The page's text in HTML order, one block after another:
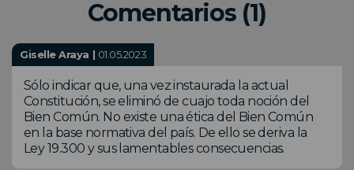
Comentarios (1)
Giselle Araya | 01.05.2023
Sólo indicar que, una vez instaurada la actual
Constitución, se eliminó de cuajo toda noción del
Bien Común. No existe una ética del Bien Común
en la base normativa del país. De ello se deriva la
Ley 19.300 y sus lamentables consecuencias.